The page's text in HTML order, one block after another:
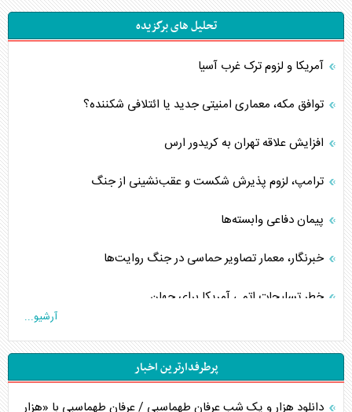
تحلیل های برگزیده
آمریکا و لزوم ترک غرب آسیا
توافق مکه، معماری امنیتی جدید یا ائتلافی شکننده؟
افزایش علاقه تهران به کریدور ارس
ترامپ، لزوم پذیرش شکست و عقب‌نشینی از جنگ
پیمان دفاعی‌ وابسته‌ها
خبرنگار، معمار تصاویر حماسی در جنگ روایت‌ها
خطر تسلیحات اتمی آمریکا برای جهان
چگونه عربستان برابر ایران دچار خطای محاسباتی شد؟
جاده ابریشم فضایی/ نفوذ راهبردی و فرازمینی چین
آرشیو...
پرطرفدارترین اخبار
دانلود هزار و یک شب عرفان طهماسبی / عرفان طهماسبی با «هزار